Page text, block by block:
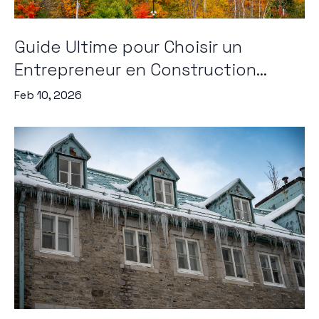
Guide Ultime pour Choisir un
Entrepreneur en Construction...
Feb 10, 2026